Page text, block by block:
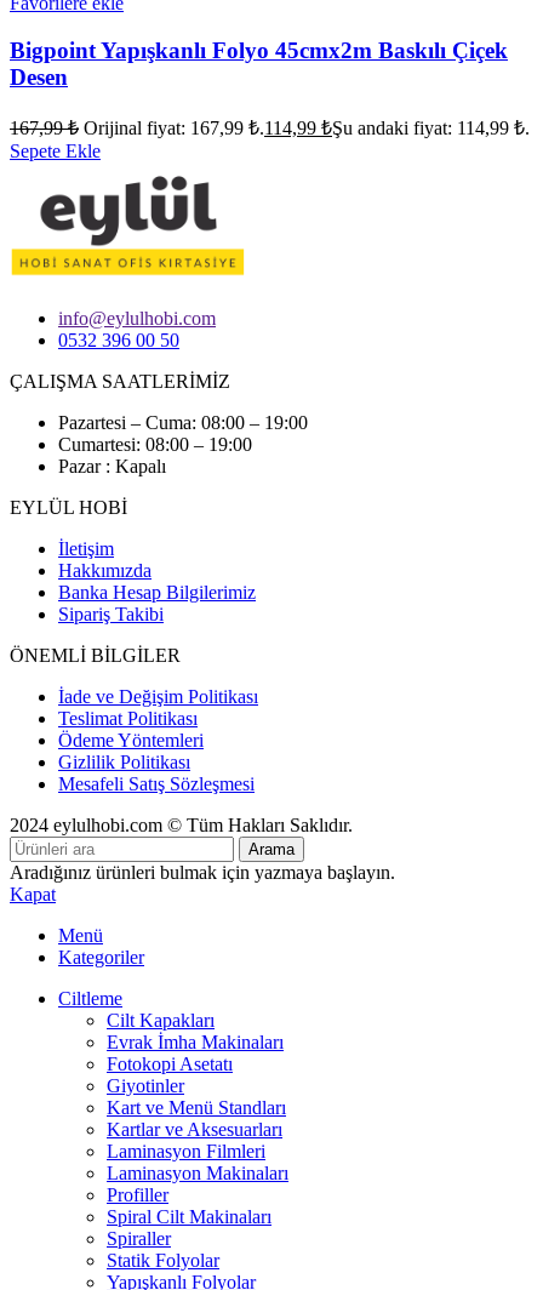
Bigpoint Yapışkanlı Folyo 45cmx2m Baskılı Çiçek
Desen
167,99₺ Orijinal fiyat: 167,99 ₺.114,99 ₺Şu andaki fiyat: 114,99 ₺.
Sepete Ekle
info@eylulhobi.com
0532 396 00 50
ÇALIŞMA SAATLERİMİZ
Pazartesi – Cuma: 08:00 – 19:00
Cumartesi: 08:00 – 19:00
Pazar : Kapalı
EYLÜL HOBİ
İletişim
Hakkımızda
Banka Hesap Bilgilerimiz
Sipariş Takibi
ÖNEMLİ BİLGİLER
İade ve Değişim Politikası
Teslimat Politikası
Ödeme Yöntemleri
Gizlilik Politikası
Mesafeli Satış Sözleşmesi
2024 eylulhobi.com © Tüm Hakları Saklıdır.
Arama
Aradığınız ürünleri bulmak için yazmaya başlayın.
Kapat
Menü
Kategoriler
Ciltleme
Cilt Kapakları
Evrak İmha Makinaları
Fotokopi Asetatı
Giyotinler
Kart ve Menü Standları
Kartlar ve Aksesuarları
Laminasyon Filmleri
Laminasyon Makinaları
Profiller
Spiral Cilt Makinaları
Spiraller
Statik Folyolar
Yapışkanlı Folyolar